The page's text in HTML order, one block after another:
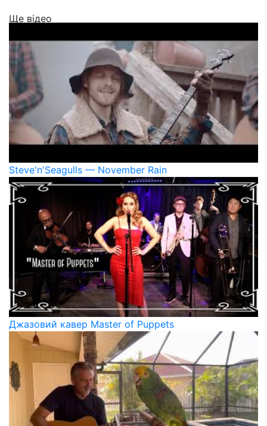
Ще відео
Steve'n'Seagulls — November Rain
Джазовий кавер Master of Puppets